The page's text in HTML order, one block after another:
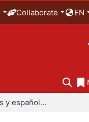
Collaborate EN
Indios, mestizos y españoles. Interculturalidad e historiografía en la Nueva España